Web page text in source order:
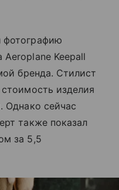
фотографию
Keepall
бренда. Стилист
изделия
Однако сейчас
также показал
за 5,5